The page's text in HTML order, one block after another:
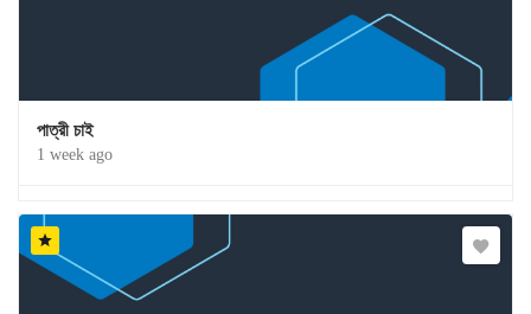
পাত্রী চাই
1 week ago